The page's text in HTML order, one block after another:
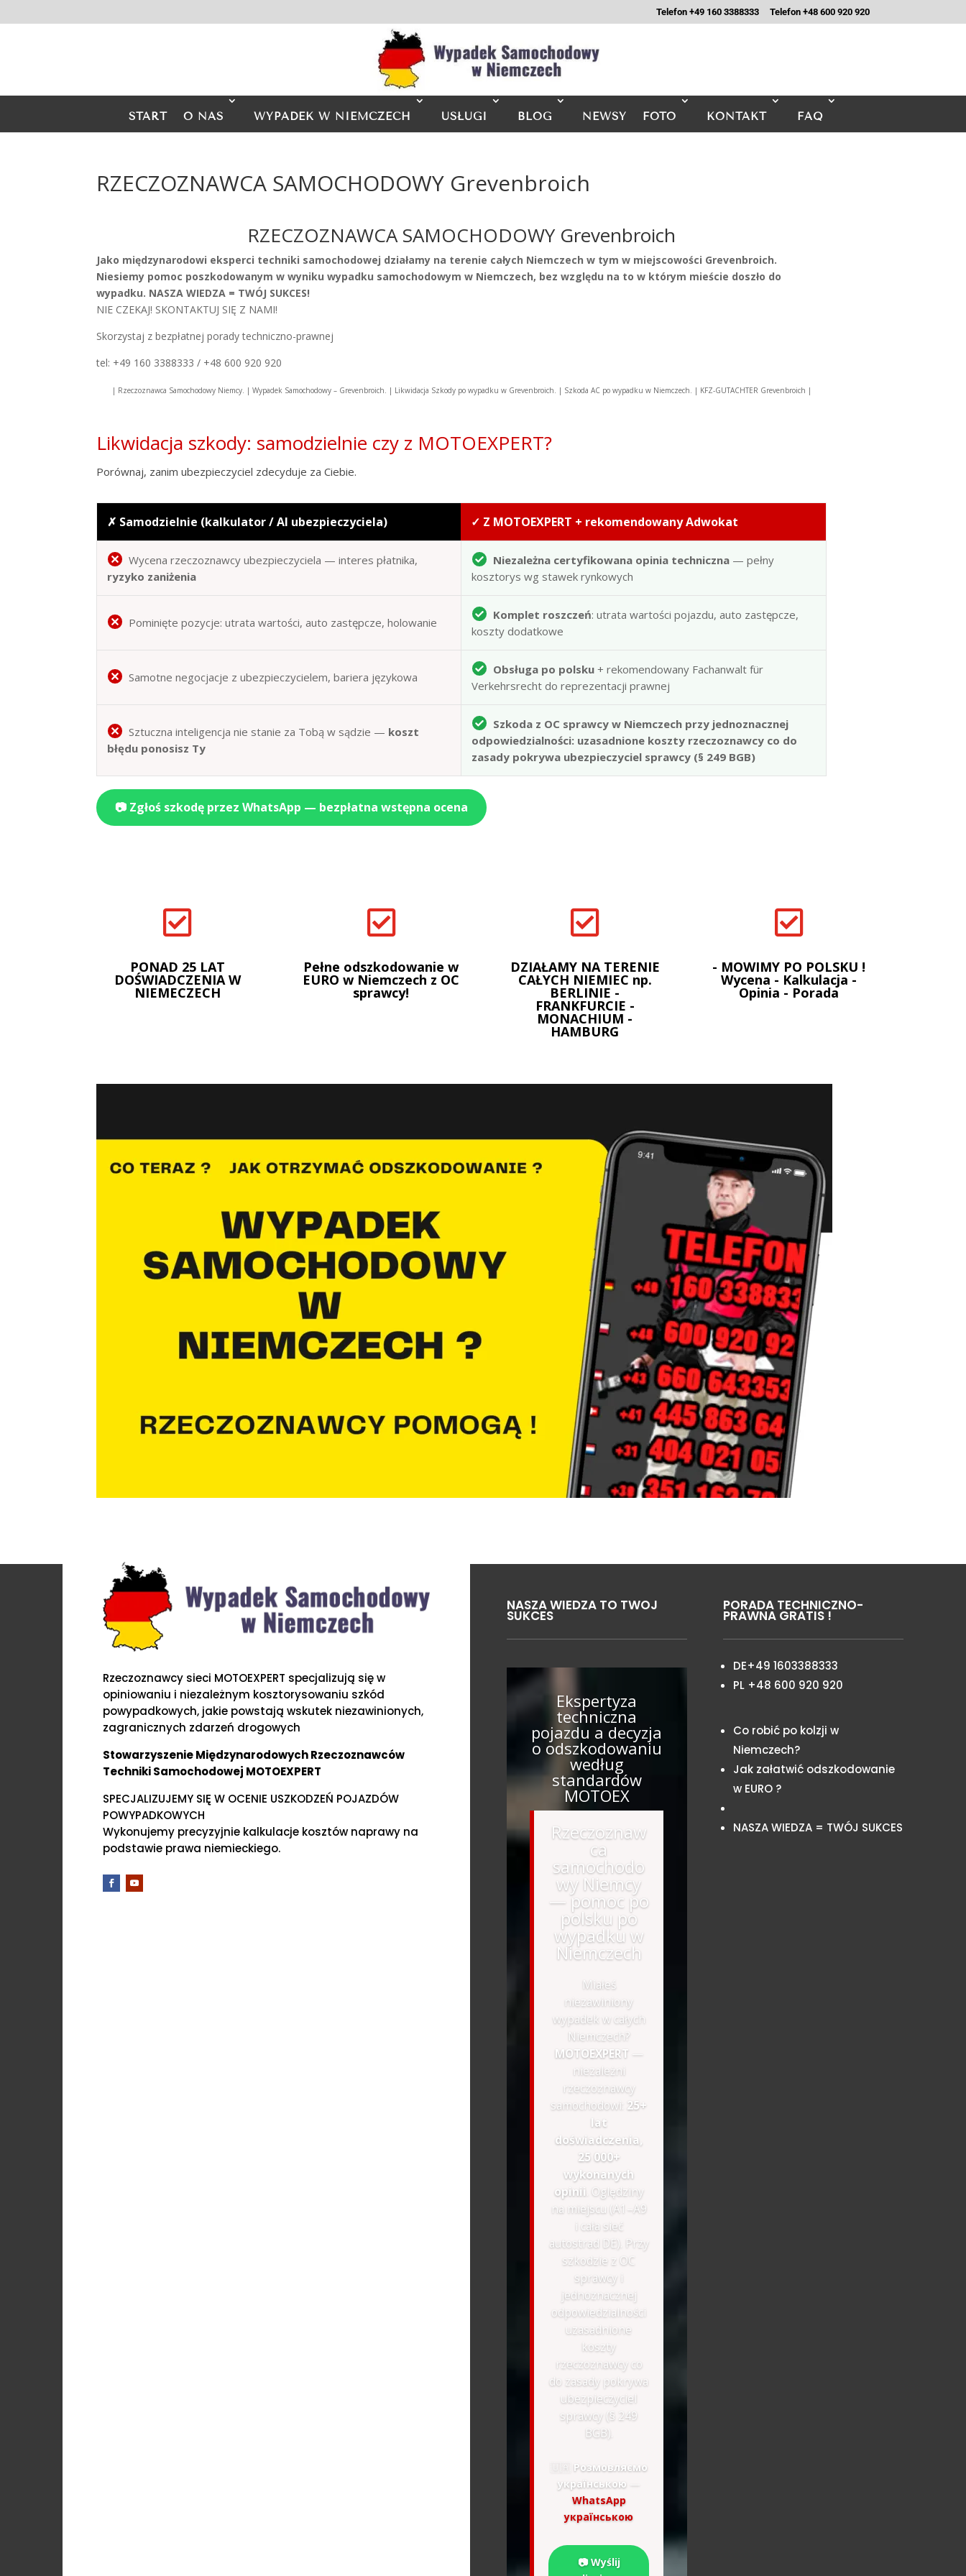
Telefon +49 160 3388333 Telefon +48 600 920 920
START O NAS WYPADEK W NIEMCZECH USŁUGI BLOG NEWSY FOTO KONTAKT FAQ
RZECZOZNAWCA SAMOCHODOWY Grevenbroich
RZECZOZNAWCA SAMOCHODOWY Grevenbroich
Jako międzynarodowi eksperci techniki samochodowej działamy na terenie całych Niemczech w tym w miejscowości Grevenbroich.
Niesiemy pomoc poszkodowanym w wyniku wypadku samochodowym w Niemczech, bez względu na to w którym mieście doszło do
wypadku. NASZA WIEDZA = TWÓJ SUKCES!
NIE CZEKAJ! SKONTAKTUJ SIĘ Z NAMI!
Skorzystaj z bezpłatnej porady techniczno-prawnej
tel: +49 160 3388333 / +48 600 920 920
| Rzeczoznawca Samochodowy Niemcy. | Wypadek Samochodowy – Grevenbroich. | Likwidacja Szkody po wypadku w Grevenbroich. | Szkoda AC po wypadku w Niemczech. | KFZ-GUTACHTER Grevenbroich |
Likwidacja szkody: samodzielnie czy z MOTOEXPERT?
Porównaj, zanim ubezpieczyciel zdecyduje za Ciebie.
✗ Samodzielnie (kalkulator / AI ubezpieczyciela) ✓ Z MOTOEXPERT + rekomendowany Adwokat
Wycena rzeczoznawcy ubezpieczyciela — interes płatnika,
ryzyko zaniżenia
Niezależna certyfikowana opinia techniczna — pełny
kosztorys wg stawek rynkowych
Pominięte pozycje: utrata wartości, auto zastępcze, holowanie
Komplet roszczeń: utrata wartości pojazdu, auto zastępcze,
koszty dodatkowe
Samotne negocjacje z ubezpieczycielem, bariera językowa
Obsługa po polsku + rekomendowany Fachanwalt für
Verkehrsrecht do reprezentacji prawnej
Sztuczna inteligencja nie stanie za Tobą w sądzie — koszt
błędu ponosisz Ty
Szkoda z OC sprawcy w Niemczech przy jednoznacznej
odpowiedzialności: uzasadnione koszty rzeczoznawcy co do
zasady pokrywa ubezpieczyciel sprawcy (§ 249 BGB)
📷 Zgłoś szkodę przez WhatsApp — bezpłatna wstępna ocena

PONAD 25 LAT
DOŚWIADCZENIA W
NIEMECZECH

Pełne odszkodowanie w
EURO w Niemczech z OC
sprawcy!

DZIAŁAMY NA TERENIE
CAŁYCH NIEMIEC np.
BERLINIE -
FRANKFURCIE -
MONACHIUM -
HAMBURG

- MOWIMY PO POLSKU !
Wycena - Kalkulacja -
Opinia - Porada
Rzeczoznawcy sieci MOTOEXPERT specjalizują się w
opiniowaniu i niezależnym kosztorysowaniu szkód
powypadkowych, jakie powstają wskutek niezawinionych,
zagranicznych zdarzeń drogowych
Stowarzyszenie Międzynarodowych Rzeczoznawców
Techniki Samochodowej MOTOEXPERT
SPECJALIZUJEMY SIĘ W OCENIE USZKODZEŃ POJAZDÓW
POWYPADKOWYCH
Wykonujemy precyzyjnie kalkulacje kosztów naprawy na
podstawie prawa niemieckiego.
NASZA WIEDZA TO TWOJ
SUKCES
Ekspertyza
techniczna
pojazdu a decyzja
o odszkodowaniu
według
standardów
MOTOEX
Rzeczoznaw
ca
samochodo
wy Niemcy
— pomoc po
polsku po
wypadku w
Niemczech
Miałeś
niezawiniony
wypadek w całych
Niemczech?
MOTOEXPERT —
niezależni
rzeczoznawcy
samochodowi: 25+
lat
doświadczenia,
25 000+
wykonanych
opinii . Oględziny
na miejscu (A1–A9
i cała sieć
autostrad DE). Przy
szkodzie z OC
sprawcy i
jednoznacznej
odpowiedzialności
uzasadnione
koszty
rzeczoznawcy co
do zasady pokrywa
ubezpieczyciel
sprawcy (§ 249
BGB).
🇺🇦 Розмовляємо
українською—
WhatsApp
українською
📷 Wyślij
PORADA TECHNICZNO-
PRAWNA GRATIS !
DE+49 1603388333
PL +48 600 920 920
Co robić po kolzji w
Niemczech?
Jak załatwić odszkodowanie
w EURO ?
NASZA WIEDZA = TWÓJ SUKCES